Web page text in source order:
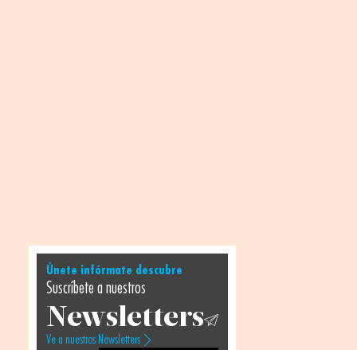
Únete infórmate descubre
Suscríbete a nuestros
Newsletters
Ve a nuestros Newsletters